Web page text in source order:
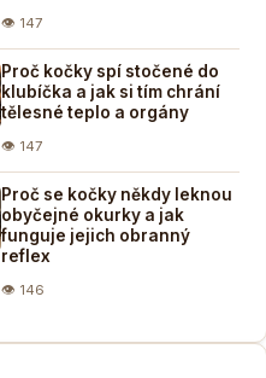
👁 147
Proč kočky spí stočené do
klubíčka a jak si tím chrání
tělesné teplo a orgány
👁 147
Proč se kočky někdy leknou
obyčejné okurky a jak
funguje jejich obranný
reflex
👁 146